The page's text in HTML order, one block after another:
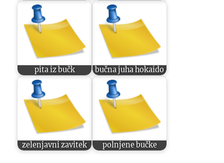
pita iz bučk bučna juha hokaido
zelenjavni zavitek polnjene bučke